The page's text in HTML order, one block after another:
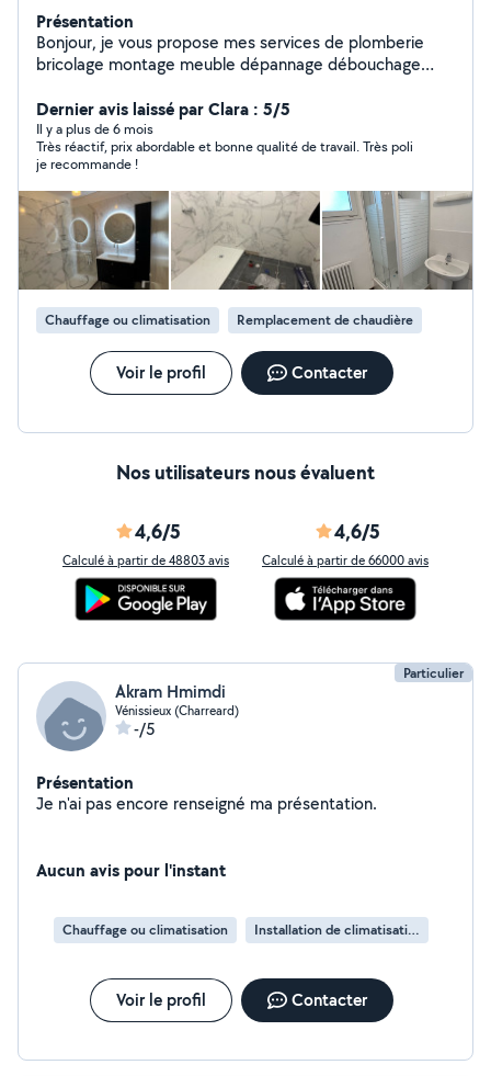
Présentation
Bonjour, je vous propose mes services de plomberie
bricolage montage meuble dépannage débouchage
Dernier avis laissé par Clara : 5/5
Il y a plus de 6 mois
Très réactif, prix abordable et bonne qualité de travail. Très poli
je recommande !
Chauffage ou climatisation Remplacement de chaudière
Voir le profil Contacter
Nos utilisateurs nous évaluent
4,6/5
Calculé à partir de 48803 avis
4,6/5
Calculé à partir de 66000 avis
Particulier
Akram Hmimdi
Vénissieux (Charreard)
-/5
Présentation
Je n'ai pas encore renseigné ma présentation.
Aucun avis pour l'instant
Chauffage ou climatisation Installation de climatisation
Voir le profil Contacter